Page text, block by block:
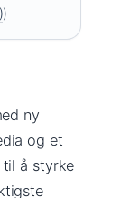
)
ny
og et
å styrke